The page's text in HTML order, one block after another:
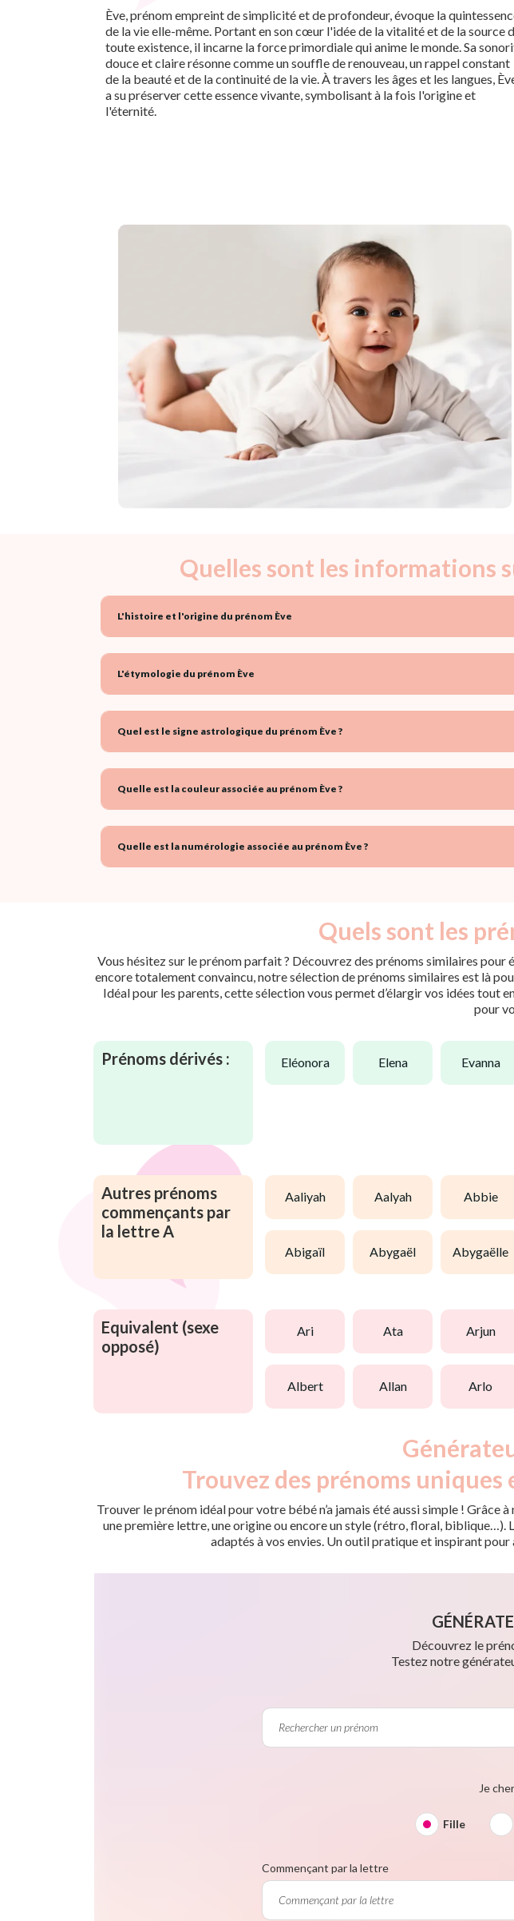
Ève, prénom empreint de simplicité et de profondeur, évoque la
de la vie elle-même. Portant en son cœur l'idée de la vitalité et de la source
toute existence, il incarne la force primordiale qui anime le monde. Sa
douce et claire résonne comme un souffle de renouveau, un rappel constant
de la beauté et de la continuité de la vie. À travers les âges et les langues,
a su préserver cette essence vivante, symbolisant à la fois l'origine et
l'éternité.
Quelles sont les informations
L'histoire et l'origine du prénom Ève
L'étymologie du prénom Ève
Quel est le signe astrologique du prénom Ève ?
Quelle est la couleur associée au prénom Ève ?
Quelle est la numérologie associée au prénom Ève ?
Quels sont les
Vous hésitez sur le prénom parfait ? Découvrez des prénoms similaires pour
encore totalement convaincu, notre sélection de prénoms similaires est là
Idéal pour les parents, cette sélection vous permet d’élargir vos idées
pour
Prénoms dérivés : eléonora elena evanna
Autres prénoms
commençants par
la lettre A
aaliyah aalyah abbie
abigaïl abygaël abygaëlle
Equivalent (sexe
opposé)
ari ata arjun
albert allan arlo
Trouvez des prénoms
Trouver le prénom idéal pour votre bébé n’a jamais été aussi simple ! Grâce
une première lettre, une origine ou encore un style (rétro, floral, biblique…).
adaptés à vos envies. Un outil pratique et inspirant
Découvrez le
Testez notre
Je
Fille
Commençant par la lettre